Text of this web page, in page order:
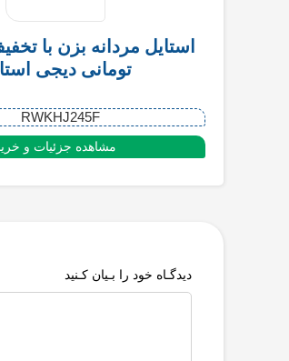
تومانی دیجی
RWKHJ245F
مشاهده جزئیات و
دیدگـاه خود را بـیان کـنید